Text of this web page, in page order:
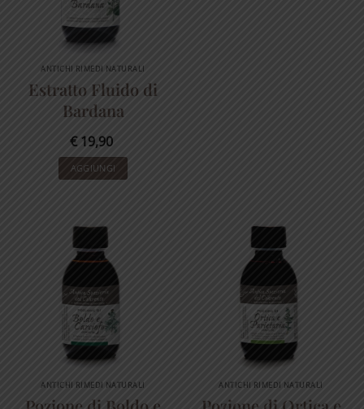
ANTICHI RIMEDI NATURALI
Estratto Fluido di
Bardana
€19,90
AGGIUNGI
ANTICHI RIMEDI NATURALI ANTICHI RIMEDI NATURALI